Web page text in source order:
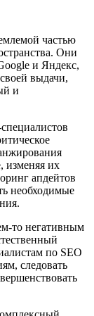
частью
Они
и Яндекс,
выдачи,
и
изменяя их
апдейтов
необходимые
то негативным
по SEO
следовать